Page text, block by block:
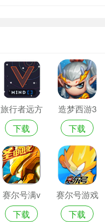
旅行者远方
传来的信号
安卓版
下载
造梦西游3
大闹天宫手
机版
下载
赛尔号满v
版
下载
赛尔号游戏
内购破解版
下载